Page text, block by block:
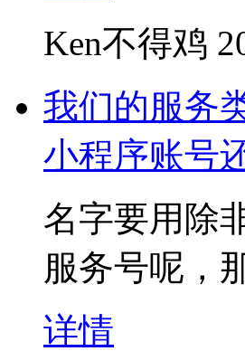
Ken不得鸡
我们的服务
小程序账号
名字要用除
服务号呢，
详情